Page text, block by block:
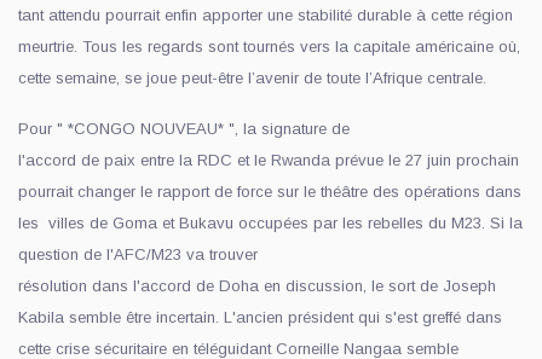
tant attendu pourrait enfin apporter une stabilité durable à cette région
meurtrie. Tous les regards sont tournés vers la capitale américaine où,
cette semaine, se joue peut-être l’avenir de toute l’Afrique centrale.
Pour " *CONGO NOUVEAU* ", la signature de
l'accord de paix entre la RDC et le Rwanda prévue le 27 juin prochain
pourrait changer le rapport de force sur le théâtre des opérations dans
les villes de Goma et Bukavu occupées par les rebelles du M23. Si la
question de l'AFC/M23 va trouver
résolution dans l'accord de Doha en discussion, le sort de Joseph
Kabila semble être incertain. L'ancien président qui s'est greffé dans
cette crise sécuritaire en téléguidant Corneille Nangaa semble